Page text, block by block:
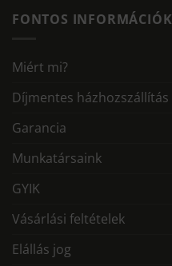
FONTOS INFORMÁCIÓK
Miért mi?
Díjmentes házhozszállítás
Garancia
Munkatársaink
GYIK
Vásárlási feltételek
Elállás jog